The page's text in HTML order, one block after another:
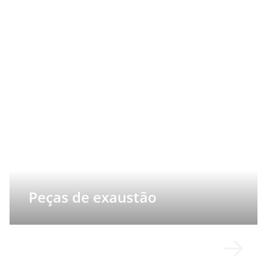
Peças de exaustão